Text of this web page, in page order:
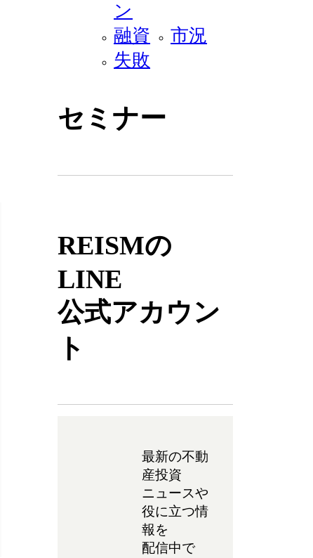
ン
融資
市況
失敗
セミナー
REISMの
LINE
公式アカウン
ト
最新の不動
産投資
ニュースや
役に立つ情
報を
配信中で